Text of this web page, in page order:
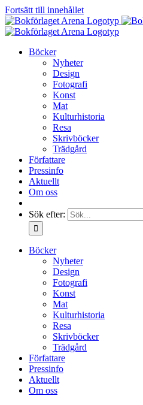
Fortsätt till innehållet
Böcker
Nyheter
Design
Fotografi
Konst
Mat
Kulturhistoria
Resa
Skrivböcker
Trädgård
Författare
Pressinfo
Aktuellt
Om oss
Sök efter:
Böcker
Nyheter
Design
Fotografi
Konst
Mat
Kulturhistoria
Resa
Skrivböcker
Trädgård
Författare
Pressinfo
Aktuellt
Om oss